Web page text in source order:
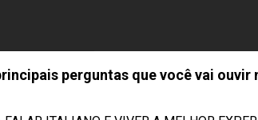
perguntas que você vai ouvir